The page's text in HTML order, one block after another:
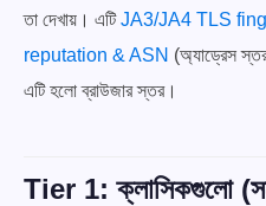
তা দেখায়। এটিJA3/JA4 TLS
reputation & ASN (অ্যাড্রেস
এটি হলো ব্রাউজার স্তর।
Tier 1: ক্লাসিকগুলো